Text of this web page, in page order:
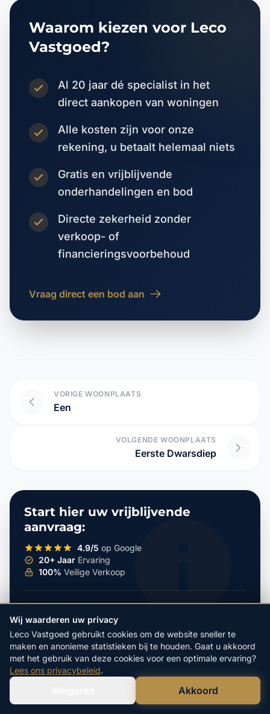
Waarom kiezen voor Leco
Vastgoed?
Al 20 jaar dé specialist in het
direct aankopen van woningen
Alle kosten zijn voor onze
rekening, u betaalt helemaal niets
Gratis en vrijblijvende
onderhandelingen en bod
Directe zekerheid zonder
verkoop- of
financieringsvoorbehoud
Vraag direct een bod aan
VORIGE WOONPLAATS
Een
VOLGENDE WOONPLAATS
Eerste Dwarsdiep
Start hier uw vrijblijvende
aanvraag:
4.9/5 op Google
20+ Jaar Ervaring
100% Veilige Verkoop
HUISNUMMER
Bel Ons Direct
Wij waarderen uw privacy
Leco Vastgoed gebruikt cookies om de website sneller te
maken en anonieme statistieken bij te houden. Gaat u akkoord
met het gebruik van deze cookies voor een optimale ervaring?
Lees ons privacybeleid.
Akkoord